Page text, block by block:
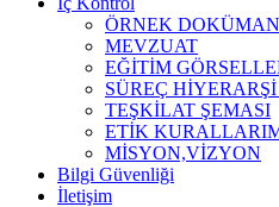
ÖRNEK
MEVZUAT
EĞİTİM
SÜREÇ
TEŞKİLAT ŞEMASI
ETİK
MİSYON,VİZYON
Bilgi Güvenliği
İletişim